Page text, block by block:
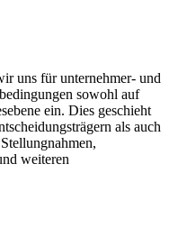
uns für unternehmer- und
sowohl auf
ein. Dies geschieht
als auch
weiteren